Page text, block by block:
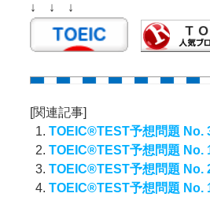
↓ ↓ ↓
[関連記事]
TOEIC®TEST予想問題 No.
TOEIC®TEST予想問題 No.
TOEIC®TEST予想問題 No.
TOEIC®TEST予想問題 No.